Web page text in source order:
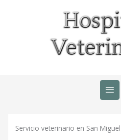
Servicio veterinario en San Miguel